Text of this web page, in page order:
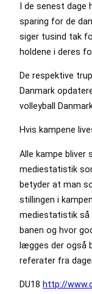
I de senest
sparing for de
siger tusind tak
holdene i deres
De respektive
Danmark
volleyball
Hvis kampene
Alle kampe bliver
mediestatistik
betyder at man
stillingen i
mediestatistik så
banen og hvor
lægges der også
referater fra
DU18 http://